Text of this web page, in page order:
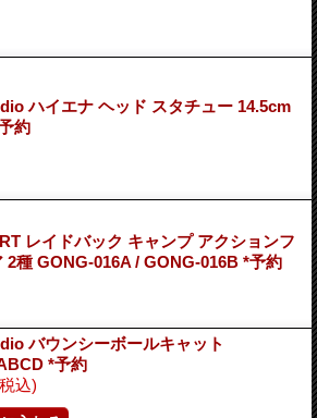
ハイエナ ヘッド スタチュー 14.5cm
約
レイドバック キャンプ アクションフ
2種 GONG-016A / GONG-016B *予約
バウンシーボールキャット
*予約
込)